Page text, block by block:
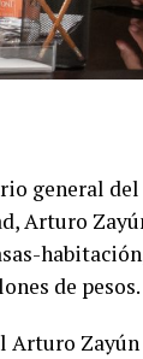
general
Arturo
de pesos.
Zayún